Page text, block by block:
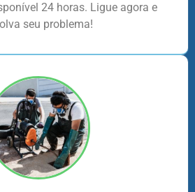
24 horas. Ligue agora e
seu problema!